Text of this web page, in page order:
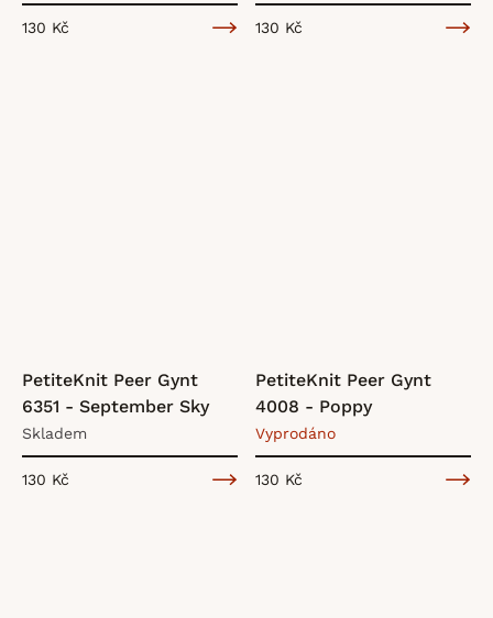
130 Kč 130 Kč
PetiteKnit Peer Gynt
6351 - September Sky
Skladem
130 Kč
PetiteKnit Peer Gynt
4008 - Poppy
Vyprodáno
130 Kč